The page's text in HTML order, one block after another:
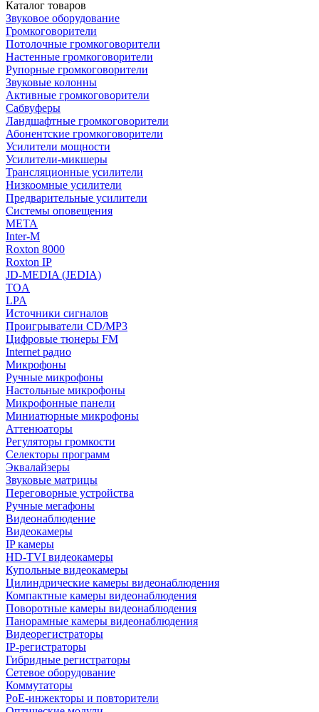
Каталог товаров
Звуковое оборудование
Громкоговорители
Потолочные громкоговорители
Настенные громкоговорители
Рупорные громкоговорители
Звуковые колонны
Активные громкоговорители
Сабвуферы
Ландшафтные громкоговорители
Абонентские громкоговорители
Усилители мощности
Усилители-микшеры
Трансляционные усилители
Низкоомные усилители
Предварительные усилители
Системы оповещения
МЕТА
Inter-M
Roxton 8000
Roxton IP
JD-MEDIA (JEDIA)
TOA
LPA
Источники сигналов
Проигрыватели CD/MP3
Цифровые тюнеры FM
Internet радио
Микрофоны
Ручные микрофоны
Настольные микрофоны
Микрофонные панели
Миниатюрные микрофоны
Аттенюаторы
Регуляторы громкости
Селекторы программ
Эквалайзеры
Звуковые матрицы
Переговорные устройства
Ручные мегафоны
Видеонаблюдение
Видеокамеры
IP камеры
HD-TVI видеокамеры
Купольные видеокамеры
Цилиндрические камеры видеонаблюдения
Компактные камеры видеонаблюдения
Поворотные камеры видеонаблюдения
Панорамные камеры видеонаблюдения
Видеорегистраторы
IP-регистраторы
Гибридные регистраторы
Сетевое оборудование
Коммутаторы
PoE-инжекторы и повторители